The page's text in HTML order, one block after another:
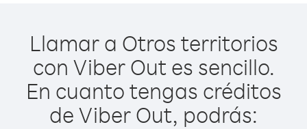
Llamar a Otros territorios
con Viber Out es sencillo.
En cuanto tengas créditos
de Viber Out, podrás: